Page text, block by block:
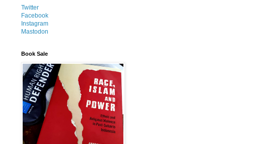
Twitter
Facebook
Instagram
Mastodon
Book Sale